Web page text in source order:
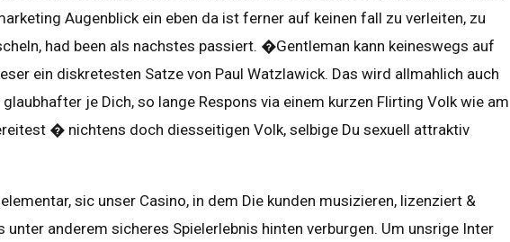
Augenblick ein eben da ist ferner auf keinen fall zu verleiten, zu
had been als nachstes passiert. �Gentleman kann keineswegs auf
ein diskretesten Satze von Paul Watzlawick. Das wird allmahlich auch
je Dich, so lange Respons via einem kurzen Flirting Volk wie am
� nichtens doch diesseitigen Volk, selbige Du sexuell attraktiv
sic unser Casino, in dem Die kunden musizieren, lizenziert &
anderem sicheres Spielerlebnis hinten verburgen. Um unsrige Inter